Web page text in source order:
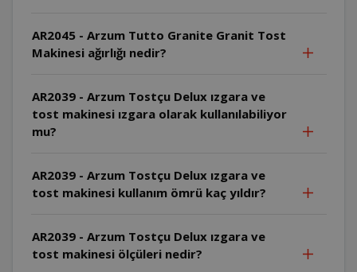
AR2045 - Arzum Tutto Granite Granit Tost
Makinesi ağırlığı nedir?
AR2039 - Arzum Tostçu Delux ızgara ve
tost makinesi ızgara olarak kullanılabiliyor
mu?
AR2039 - Arzum Tostçu Delux ızgara ve
tost makinesi kullanım ömrü kaç yıldır?
AR2039 - Arzum Tostçu Delux ızgara ve
tost makinesi ölçüleri nedir?